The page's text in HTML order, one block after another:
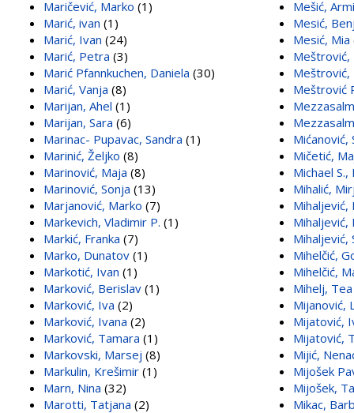
Maričević, Marko (1)
Marić, ivan (1)
Marić, Ivan (24)
Marić, Petra (3)
Marić Pfannkuchen, Daniela (30)
Marić, Vanja (8)
Marijan, Ahel (1)
Marijan, Sara (6)
Marinac- Pupavac, Sandra (1)
Marinić, Željko (8)
Marinović, Maja (8)
Marinović, Sonja (13)
Marjanović, Marko (7)
Markevich, Vladimir P. (1)
Markić, Franka (7)
Marko, Dunatov (1)
Markotić, Ivan (1)
Marković, Berislav (1)
Marković, Iva (2)
Marković, Ivana (2)
Marković, Tamara (1)
Markovski, Marsej (8)
Markulin, Krešimir (1)
Marn, Nina (32)
Marotti, Tatjana (2)
Mešić,
Mesić,
Mesić, Mia
Meštrović,
Meštrović,
Meštrović
Mićanović,
Mičetić,
Michael S.,
Mihalić,
Mihaljević,
Mihaljević,
Mihaljević,
Mihelčić,
Mihelčić,
Mihelj, Tea
Mijanović,
Mijatović,
Mijatović,
Mijić,
Mijošek
Mijošek,
Mikac,